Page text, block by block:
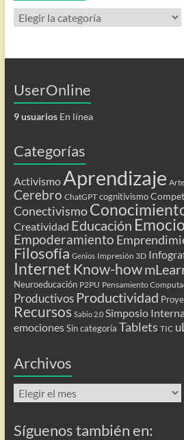
Categorías
UserOnline
9 usuariosEn línea
Categorías
Activismo Aprendizaje
Cerebro ChatGPT cognitivismo
Conectivismo
Creatividad Educación
Empoderamiento
Filosofía Genios Impresión 3D
Internet Know-how
Neuroeducación P2PU Pensamiento
Productivos Productividad
Recursos Sabio 2.0 Simposio
emociones Sin categoría Tablets TIC
Archivos
Archivos
Síguenos también en: